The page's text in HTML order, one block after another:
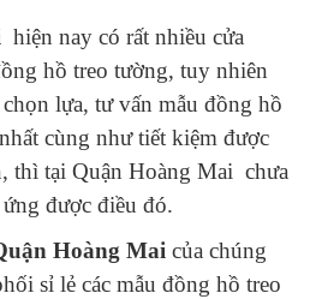
hiện nay có rất nhiều cửa
hồ treo tường, tuy nhiên
lựa, tư vấn mẫu đồng hồ
cùng như tiết kiệm được
thì tại Quận Hoàng Mai chưa
được điều đó.
Hoàng Mai của chúng
sỉ lẻ các mẫu đồng hồ treo